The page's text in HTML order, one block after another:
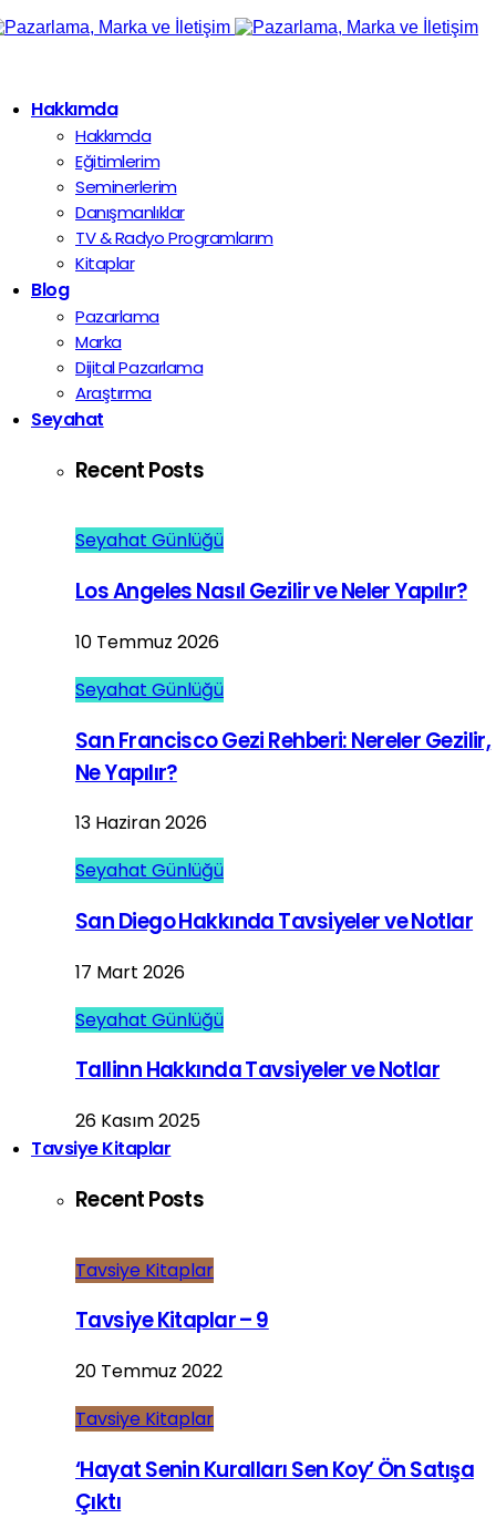
Hakkımda
Hakkımda
Eğitimlerim
Seminerlerim
Danışmanlıklar
TV & Radyo Programlarım
Kitaplar
Blog
Pazarlama
Marka
Dijital Pazarlama
Araştırma
Seyahat
Recent Posts
Seyahat Günlüğü
Los Angeles Nasıl Gezilir ve Neler Yapılır?
10 Temmuz 2026
Seyahat Günlüğü
San Francisco Gezi Rehberi: Nereler Gezilir,
Ne Yapılır?
13 Haziran 2026
Seyahat Günlüğü
San Diego Hakkında Tavsiyeler ve Notlar
17 Mart 2026
Seyahat Günlüğü
Tallinn Hakkında Tavsiyeler ve Notlar
26 Kasım 2025
Tavsiye Kitaplar
Recent Posts
Tavsiye Kitaplar
Tavsiye Kitaplar – 9
20 Temmuz 2022
Tavsiye Kitaplar
‘Hayat Senin Kuralları Sen Koy’ Ön Satışa
Çıktı